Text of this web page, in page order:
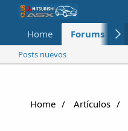
Home Forums
Posts nuevos
Home Artículos